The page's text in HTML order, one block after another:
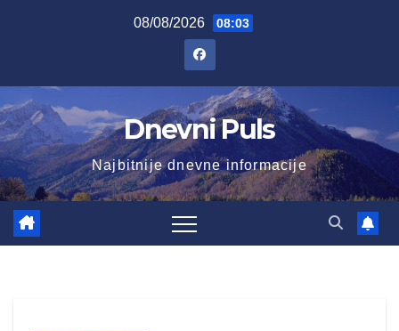
08/08/2026 08:03
Dnevni Puls
Najbitnije dnevne informacije